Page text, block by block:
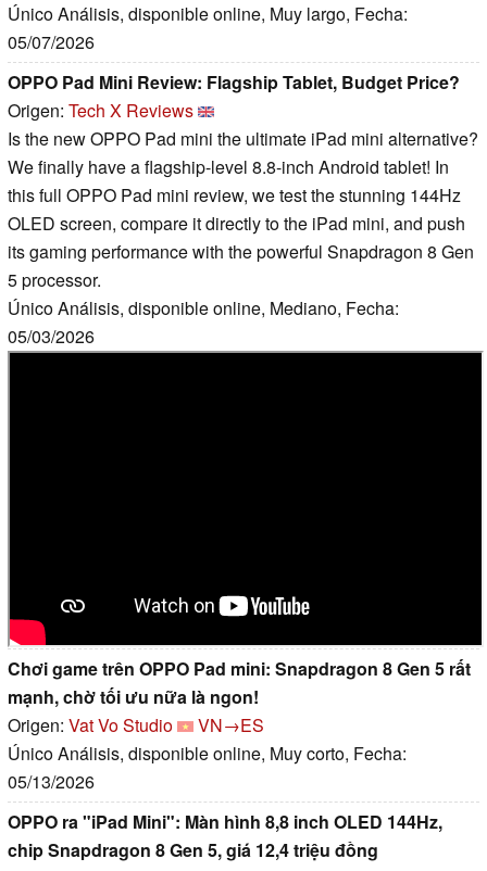
Único Análisis, disponible online, Muy largo, Fecha:
05/07/2026
OPPO Pad Mini Review: Flagship Tablet, Budget Price?
Origen: Tech X Reviews
Is the new OPPO Pad mini the ultimate iPad mini alternative?
We finally have a flagship-level 8.8-inch Android tablet! In
this full OPPO Pad mini review, we test the stunning 144Hz
OLED screen, compare it directly to the iPad mini, and push
its gaming performance with the powerful Snapdragon 8 Gen
5 processor.
Único Análisis, disponible online, Mediano, Fecha:
05/03/2026
Chơi game trên OPPO Pad mini: Snapdragon 8 Gen 5 rất
mạnh, chờ tối ưu nữa là ngon!
Origen: Vat Vo Studio
VN→ES
Único Análisis, disponible online, Muy corto, Fecha:
05/13/2026
OPPO ra "iPad Mini": Màn hình 8,8 inch OLED 144Hz,
chip Snapdragon 8 Gen 5, giá 12,4 triệu đồng